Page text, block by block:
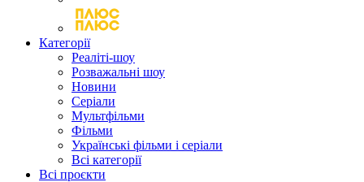
Категорії
Реаліті-шоу
Розважальні шоу
Новини
Серіали
Мультфільми
Фільми
Українські фільми і серіали
Всі категорії
Всі проєкти